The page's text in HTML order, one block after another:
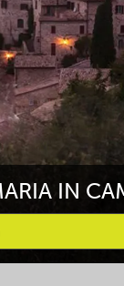
IN